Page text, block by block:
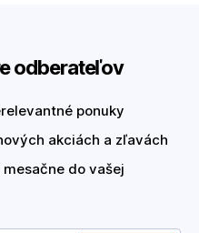
odberateľov
ponuky
akciách a zľavách
do vašej